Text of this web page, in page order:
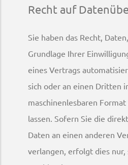
Recht auf
Sie haben das Recht,
Grundlage Ihrer
eines Vertrags
sich oder an einen Dritten
maschinenlesbaren
lassen. Sofern Sie die
Daten an einen anderen
verlangen, erfolgt dies nur,